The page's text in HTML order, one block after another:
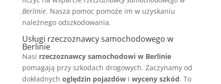
Berlinie. Nasza pomoc pomoże im w uzyskaniu
należnego odszkodowania.
Usługi rzeczoznawcy samochodowego w
Berlinie
Nasi rzeczoznawcy samochodowi w Berlinie
pomagają przy szkodach drogowych. Zaczynamy od
dokładnych oględzin pojazdówi wyceny szkód. To